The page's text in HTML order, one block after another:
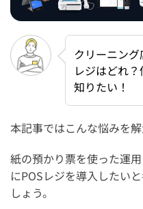
クリーニン
レジはどれ
知りたい！
本記事ではこんな悩みを解
紙の預かり票を使った運
にPOSレジを導入したい
しょう。